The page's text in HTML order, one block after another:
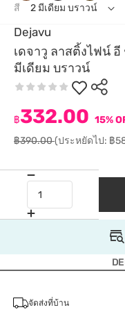
Dejavu
เดจาวู ลาสติ้งไฟน์
มีเดียม บราวน์
฿332.00 15%
฿390.00(ประหยัดไป: ฿
สี 2 มีเดียม บราวน์
จัดส่งที่บ้าน